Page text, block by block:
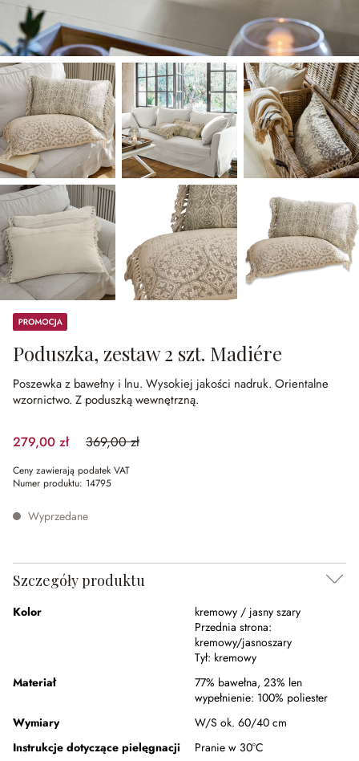
Promocja
Poduszka, zestaw 2 szt. Madiére
Poszewka z bawełny i lnu. Wysokiej jakości nadruk. Orientalne
wzornictwo. Z poduszką wewnętrzną.
279,00 zł 369,00 zł
(24.39%spared)
Ceny zawierają podatek VAT
Numer produktu: 14795
Wyprzedane
Szczegóły produktu
Kolor
kremowy / jasny szary
Przednia strona:
kremowy/jasnoszary
Tył: kremowy
Materiał
77% bawełna, 23% len
wypełnienie: 100% poliester
Wymiary
W/S ok. 60/40 cm
Instrukcje dotyczące pielęgnacji
Pranie w 30°C